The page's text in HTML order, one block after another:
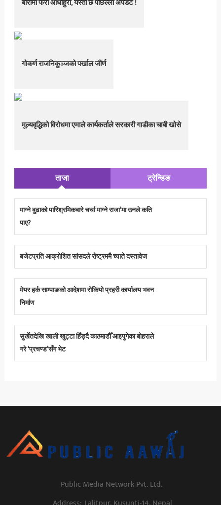
बारामा फेरी आँधीहुरी, यस्तो छ पछिल्लो अपडेट !
गोकर्ण राजनिकुञ्जको पर्खाल जीर्ण
मूल्यवृद्धिको विरोधमा एमाले कार्यकर्ताले सरकारी गाडीका चाबी खोसे
ताजा ट्रेन्डिङ
माग्ने बुढाको पारिश्रमिकबारे चर्चा माग्ने राजा’मा उनले कति
पाए?
बजेटप्रति आक्रोशित सांसदले रोष्ट्रममै च्याते दस्तावेज
मेयर हर्क साम्पाङको आदेशमा रोकियो प्रहरी कार्यालय भवन
निर्माण
सुर्खेतदेखि खाली खुट्टा हिँड्दै काठमाडौँ आइपुगेका बोहराले
गरे ‘प्रचण्ड’सँग भेट
Public Media Network Pvt. Ltd.